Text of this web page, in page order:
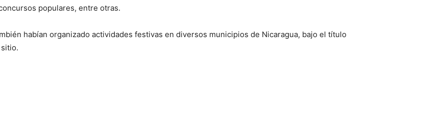
populares, entre otras.
habían organizado actividades festivas en diversos municipios de Nicaragua, bajo el título